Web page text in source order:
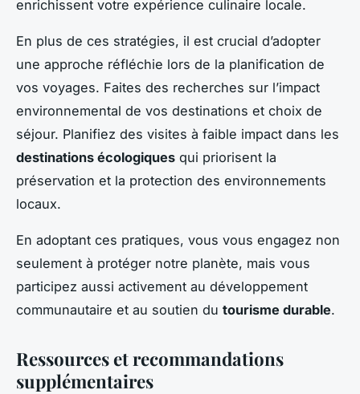
enrichissent votre expérience culinaire locale.
En plus de ces stratégies, il est crucial d’adopter
une approche réfléchie lors de la planification de
vos voyages. Faites des recherches sur l’impact
environnemental de vos destinations et choix de
séjour. Planifiez des visites à faible impact dans les
destinations écologiques qui priorisent la
préservation et la protection des environnements
locaux.
En adoptant ces pratiques, vous vous engagez non
seulement à protéger notre planète, mais vous
participez aussi activement au développement
communautaire et au soutien du tourisme durable.
Ressources et recommandations
supplémentaires